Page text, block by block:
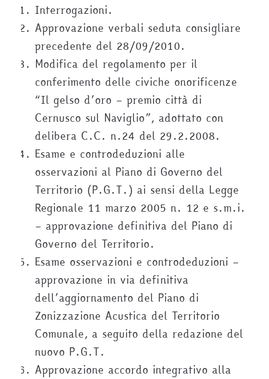
Interrogazioni.
Approvazione verbali seduta consigliare
precedente del 28/09/2010.
Modifica del regolamento per il
conferimento delle civiche onorificenze
“Il gelso d’oro – premio città di
Cernusco sul Naviglio”, adottato con
delibera C.C. n.24 del 29.2.2008.
Esame e controdeduzioni alle
osservazioni al Piano di Governo del
Territorio (P.G.T.) ai sensi della Legge
Regionale 11 marzo 2005 n. 12 e s.m.i.
– approvazione definitiva del Piano di
Governo del Territorio.
Esame osservazioni e controdeduzioni –
approvazione in via definitiva
dell’aggiornamento del Piano di
Zonizzazione Acustica del Territorio
Comunale, a seguito della redazione del
nuovo P.G.T.
Approvazione accordo integrativo alla